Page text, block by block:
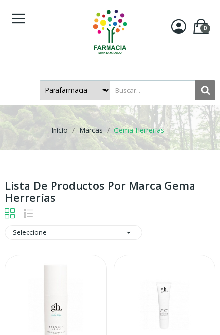
0
Inicio Marcas Gema Herrerías
Lista De Productos Por Marca Gema
Herrerías
Seleccione 